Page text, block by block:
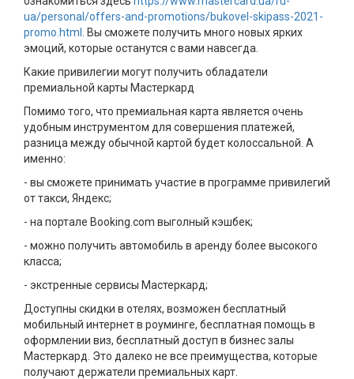
ua/personal/offers-and-promotions/bukovel-skipass-2021-
promo.html
. Вы сможете получить много новых ярких
эмоций, которые останутся с вами навсегда.
Какие привилегии могут получить обладатели
премиальной карты Мастеркард
Помимо того, что премиальная карта является очень
удобным инструментом для совершения платежей,
разница между обычной картой будет колоссальной. А
именно:
- вы сможете принимать участие в программе привилегий
от такси, Яндекс;
- на портале Booking.com выголный кэшбек;
- можно получить автомобиль в аренду более высокого
класса;
- экстренные сервисы Мастеркард;
Доступны скидки в отелях, возможен бесплатный
мобильный интернет в роуминге, бесплатная помощь в
оформлении виз, бесплатный доступ в бизнес залы
Мастеркард. Это далеко не все преимущества, которые
получают держатели премиальных карт.